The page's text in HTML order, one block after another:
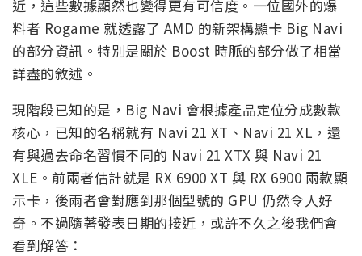
近，這些數據顯然也變得更有可信度。一位國外的爆
料者 Rogame 就透露了 AMD 的新架構顯卡 Big Navi
的部分資訊。特別是關於 Boost 時脈的部分做了相當
詳盡的敘述。
現階段已知的是，Big Navi 會根據產品定位分成數款
核心，已知的名稱就有 Navi 21 XT、Navi 21 XL，還
有與過去命名習慣不同的 Navi 21 XTX 與 Navi 21
XLE。前兩者估計就是 RX 6900 XT 與 RX 6900 兩款顯
示卡，後兩者會對應到那個型號的 GPU 仍然令人好
奇。不過隨著發表日期的接近，或許不久之後我們會
看到解答：